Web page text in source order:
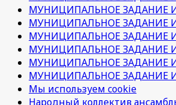
МУНИЦИПАЛЬНОЕ ЗАДАНИЕ
МУНИЦИПАЛЬНОЕ ЗАДАНИЕ
МУНИЦИПАЛЬНОЕ ЗАДАНИЕ
МУНИЦИПАЛЬНОЕ ЗАДАНИЕ
МУНИЦИПАЛЬНОЕ ЗАДАНИЕ
МУНИЦИПАЛЬНОЕ ЗАДАНИЕ
Мы используем cookie
Народный коллектив